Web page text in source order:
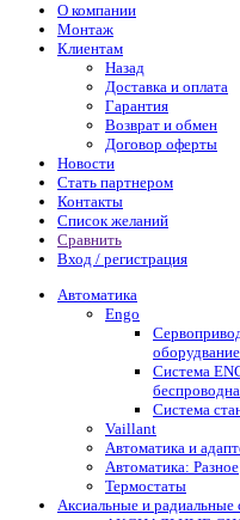
О компании
Монтаж
Клиентам
Назад
Доставка и оплата
Гарантия
Возврат и обмен
Договор оферты
Новости
Стать партнером
Контакты
Список желаний
Сравнить
Вход / регистрация
Автоматика
Engo
оборудвание
Система
Система
Vaillant
Автоматика и
Автоматика: Разное
Термостаты
Аксиальные и радиальные